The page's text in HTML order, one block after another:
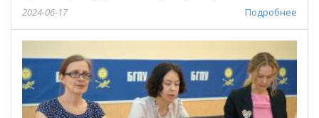
Подробнее
2024-06-17